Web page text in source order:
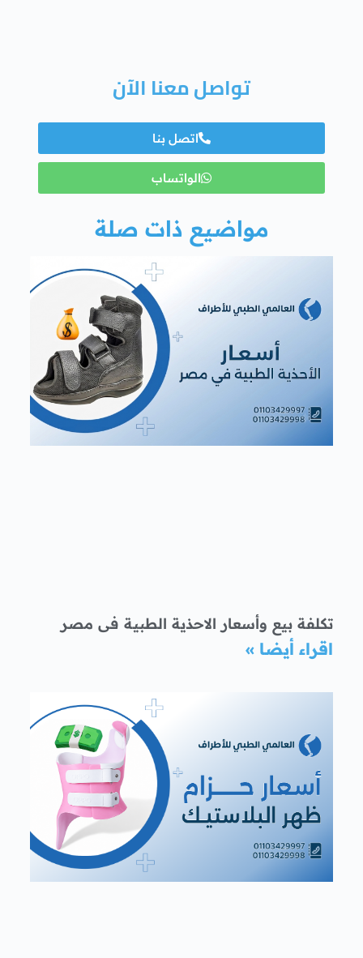
تواصل معنا الآن
اتصل بنا
الواتساب
مواضيع ذات صلة
تكلفة بيع وأسعار الاحذية الطبية فى مصر
اقراء أيضا »